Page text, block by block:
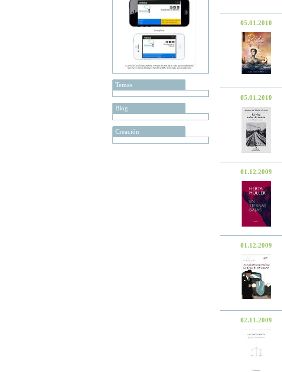
Temas
Blog
Creación
05.01.2010
05.01.2010
01.12.2009
01.12.2009
02.11.2009